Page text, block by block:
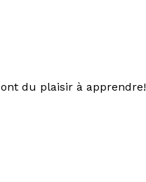
du plaisir à apprendre!